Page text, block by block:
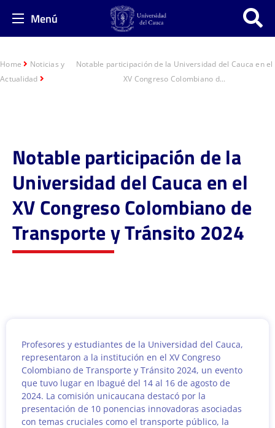
Menú
Home
Noticias y
Actualidad
Notable participación de la Universidad del Cauca en el
XV Congreso Colombiano d...
Notable participación de la
Universidad del Cauca en el
XV Congreso Colombiano de
Transporte y Tránsito 2024
Profesores y estudiantes de la Universidad del Cauca,
representaron a la institución en el XV Congreso
Colombiano de Transporte y Tránsito 2024, un evento
que tuvo lugar en Ibagué del 14 al 16 de agosto de
2024. La comisión unicaucana destacó por la
presentación de 10 ponencias innovadoras asociadas
con temas cruciales como el transporte público, la